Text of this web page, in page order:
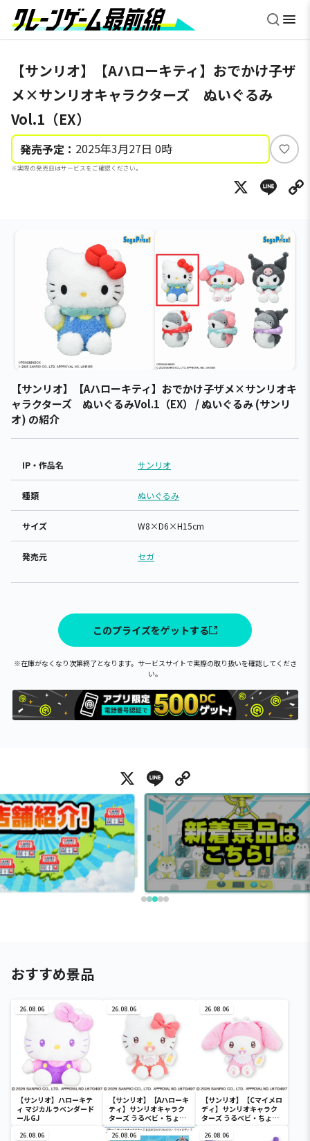
【サンリオ】【Aハローキティ】おでかけ子ザ
メ×サンリオキャラクターズ ぬいぐるみ
Vol.1（EX）
発売予定： 2025年3月27日 0時
※実際の発売日はサービスをご確認ください。
い
ね
X
【サンリオ】【Aハローキティ】おでかけ子ザメ×サンリオキ
ャラクターズ ぬいぐるみVol.1（EX） / ぬいぐるみ (サンリ
オ) の紹介
IP・作品名 サンリオ
種類 ぬいぐるみ
サイズ W8×D6×H15cm
発売元 セガ
このプライズをゲットする
※在庫がなくなり次第終了となります。サービスサイトで実際の取り扱いを確認してくださ
い。
X Line
おすすめ景品
26.08.06
【サンリオ】ハローキテ
ィ マジカルラベンダード
ールGJ
26.08.06
【サンリオ】【Aハローキ
ティ】サンリオキャラク
ターズ うるベビ・ちょい
デカドール
26.08.06
【サンリオ】【Cマイメロ
ディ】サンリオキャラク
ターズ うるベビ・ちょい
26.08.06 26.08.06 26.08.06